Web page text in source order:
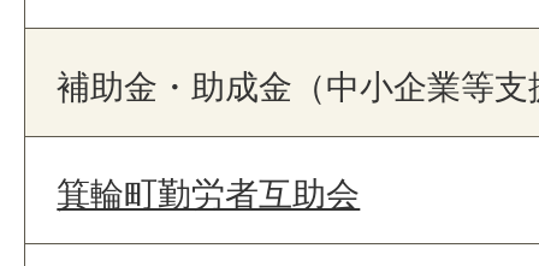
補助金・助成金（中小企業等支
箕輪町勤労者互助会